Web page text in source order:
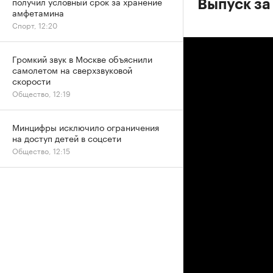
Выпуск
амфетамина
Спорт, 12:20
Громкий звук в Москве объяснили
самолетом на сверхзвуковой
скорости
Общество, 12:19
Минцифры исключило ограничения
на доступ детей в соцсети
Общество, 12:15